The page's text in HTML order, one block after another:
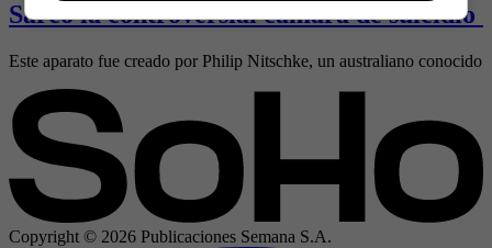
Sarco la controversial cámara de suicidio
Este aparato fue creado por Philip Nitschke, un australiano conocido
Copyright © 2026 Publicaciones Semana S.A.